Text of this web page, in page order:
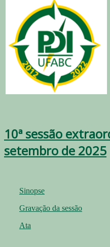
10ª sessão
setembro de 2025
Sinopse
Gravação da sessão
Ata